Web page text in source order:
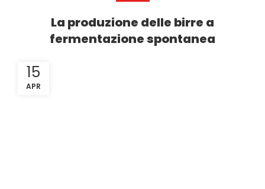
La produzione delle birre a
fermentazione spontanea
15
APR